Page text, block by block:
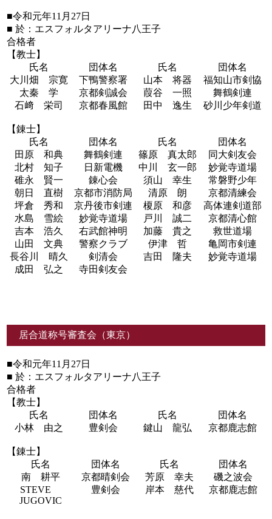
■令和元年11月27日
■ 於：エスフォルタアリーナ八王子
合格者
【教士】
氏名
団体名 氏名
団体名
大川畑 宗寛
下鴨警察署 山本 将器
福知山市剣協
太秦 学
京都剣誠会 葭谷 一照
舞鶴剣連
石﨑 栄司
京都春風館 田中 逸生 砂川少年剣道
【錬士】
氏名
団体名 氏名
団体名
田原 和典
舞鶴剣連 篠原 真太郎
同大剣友会
北村 知子
日新電機 中川 玄一郎
妙覚寺道場
碓永 賢一
錬心会 須山 幸生
常磐野少年
朝日 直樹
京都市消防局 清原 朗
京都清練会
坪倉 秀和
京丹後市剣連 榎原 和彦
高体連剣道部
水島 雪絵
妙覚寺道場 戸川 誠二
京都清心館
吉本 浩久
右武館神明 加藤 貴之
救世道場
山田 文典
警察クラブ 伊津 哲
亀岡市剣連
長谷川 晴久
剣清会 吉田 隆夫
妙覚寺道場
成田 弘之
寺田剣友会
居合道称号審査会（東京）
■令和元年11月27日
■ 於：エスフォルタアリーナ八王子
合格者
【教士】
氏名
団体名 氏名
団体名
小林 由之
豊剣会 鍵山 龍弘 京都鹿志館
【錬士】
氏名
団体名 氏名
団体名
南 耕平
京都晴剣会 芳原 幸夫
磯之波会
STEVE
JUGOVIC
豊剣会 岸本 慈代 京都鹿志館